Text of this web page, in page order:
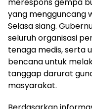
yang mengguncang
Selasa siang.
seluruh organisasi
tenaga medis, serta
bencana untuk
tanggap darurat
masyarakat.